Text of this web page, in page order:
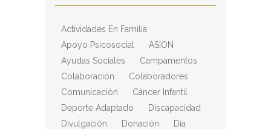
Actividades En Familia
Apoyo Psicosocial
ASION
Ayudas Sociales
Campamentos
Colaboración
Colaboradores
Comunicación
Cáncer Infantil
Deporte Adaptado
Discapacidad
Divulgación
Donación
Día